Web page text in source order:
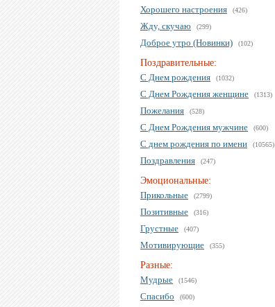
Хорошего настроения (426)
Жду, скучаю (299)
Доброе утро (Новинки) (102)
Поздравительные:
С Днем рождения
(1032)
С Днем Рождения женщине (1313)
Пожелания (528)
С Днем Рождения мужчине (600)
С днем рождения по имени (10565)
Поздравления (247)
Эмоциональные:
Прикольные
(2799)
Позитивные (316)
Грустные (407)
Мотивирующие (355)
Разные:
Мудрые
(1546)
Спасибо (600)